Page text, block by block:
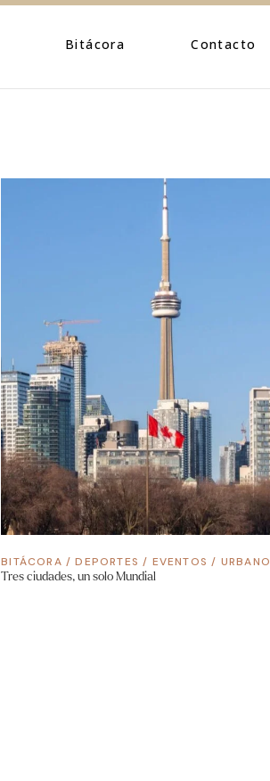
Bitácora Contacto
BITÁCORA /DEPORTES / EVENTOS / URBANO
Tres ciudades, un solo Mundial